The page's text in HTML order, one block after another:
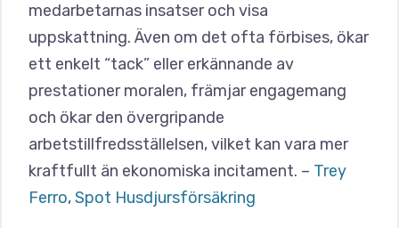
medarbetarnas insatser och visa
uppskattning. Även om det ofta förbises, ökar
ett enkelt “tack” eller erkännande av
prestationer moralen, främjar engagemang
och ökar den övergripande
arbetstillfredsställelsen, vilket kan vara mer
kraftfullt än ekonomiska incitament. – Trey
Ferro,Spot Husdjursförsäkring